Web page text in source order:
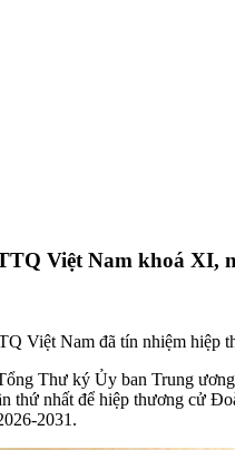
Việt Nam khoá XI,
Việt Nam đã tín nhiệm
Thư ký Ủy ban Trung
nhất để hiệp thương cử
2031.